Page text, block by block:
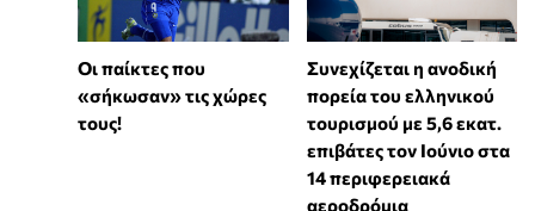
Οι παίκτες που
«σήκωσαν» τις χώρες
τους!
Συνεχίζεται η ανοδική
πορεία του ελληνικού
τουρισμού με 5,6 εκατ.
επιβάτες τον Ιούνιο στα
14 περιφερειακά
αεροδρόμια